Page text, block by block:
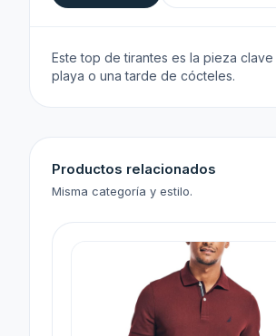
Este top de tirantes es la pieza
playa o una tarde de cócteles.
Productos relacionados
Misma categoría y estilo.